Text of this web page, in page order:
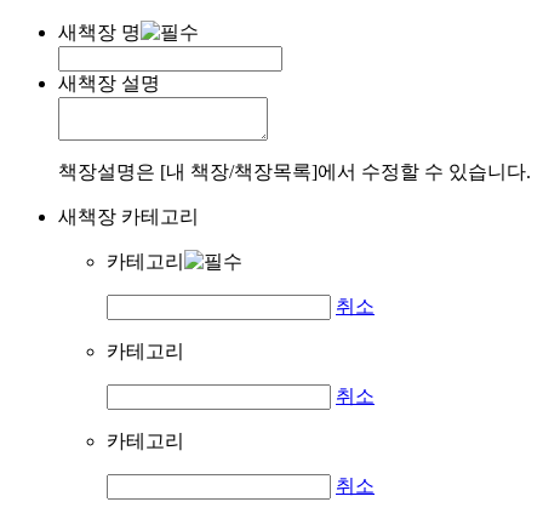
새책장 명
새책장 설명
책장설명은 [내 책장/책장목록]에서 수정할 수 있습니다.
새책장 카테고리
카테고리
취소
카테고리
취소
카테고리
취소